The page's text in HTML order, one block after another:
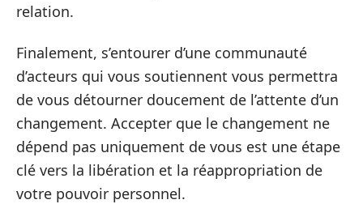
relation.
Finalement, s’entourer d’une communauté
d’acteurs qui vous soutiennent vous permettra
de vous détourner doucement de l’attente d’un
changement. Accepter que le changement ne
dépend pas uniquement de vous est une étape
clé vers la libération et la réappropriation de
votre pouvoir personnel.